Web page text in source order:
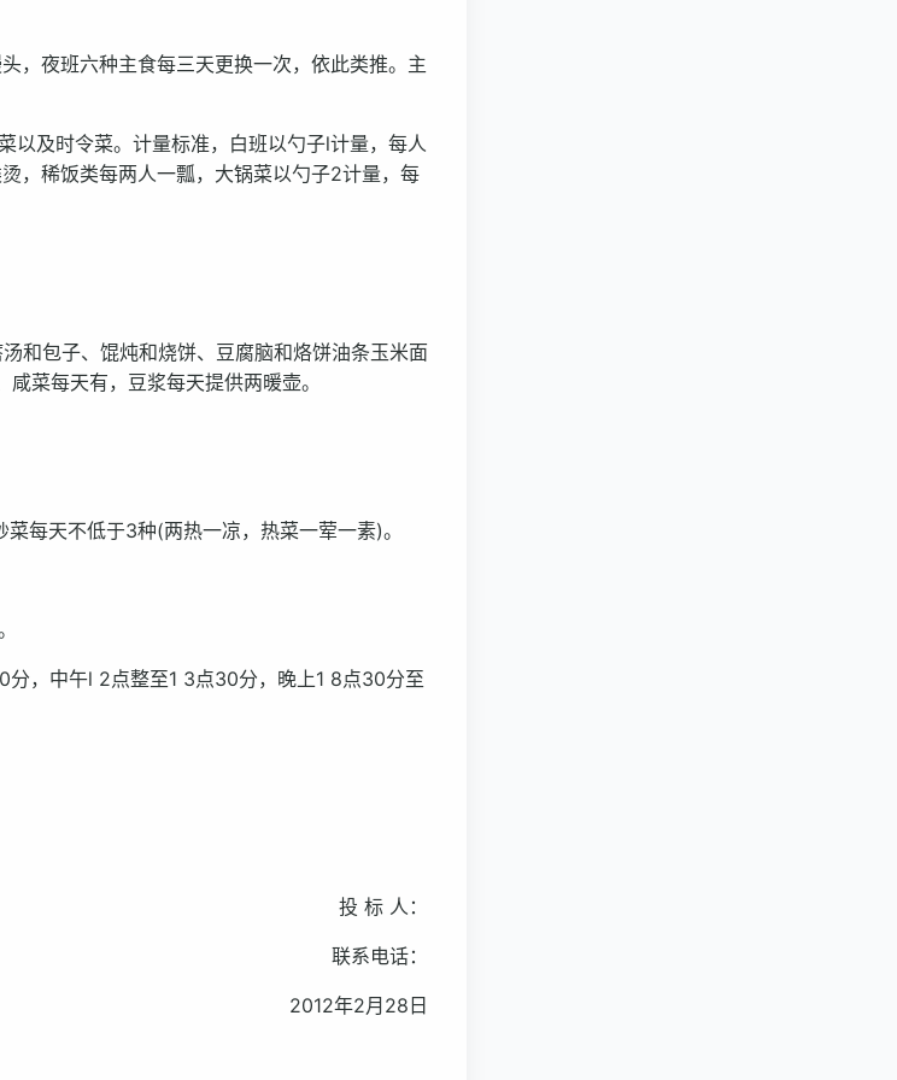
，夜班六种主食每三天更换一次，依此类推。主
及时令菜。计量标准，白班以勺子l计量，每人
，稀饭类每两人一瓢，大锅菜以勺子2计量，每
和包子、馄炖和烧饼、豆腐脑和烙饼油条玉米面
菜每天有，豆浆每天提供两暖壶。
每天不低于3种(两热一凉，热菜一荤一素)。
，中午l 2点整至1 3点30分，晚上1 8点30分至
投 标 人：
联系电话：
2012年2月28日